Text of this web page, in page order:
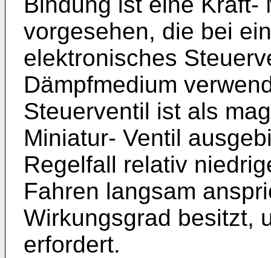
vorgesehen, die bei
elektronisches
Dämpfmedium
Steuerventil ist als
Miniatur- Ventil
Regelfall relativ
Fahren langsam
Wirkungsgrad besitzt,
erfordert.